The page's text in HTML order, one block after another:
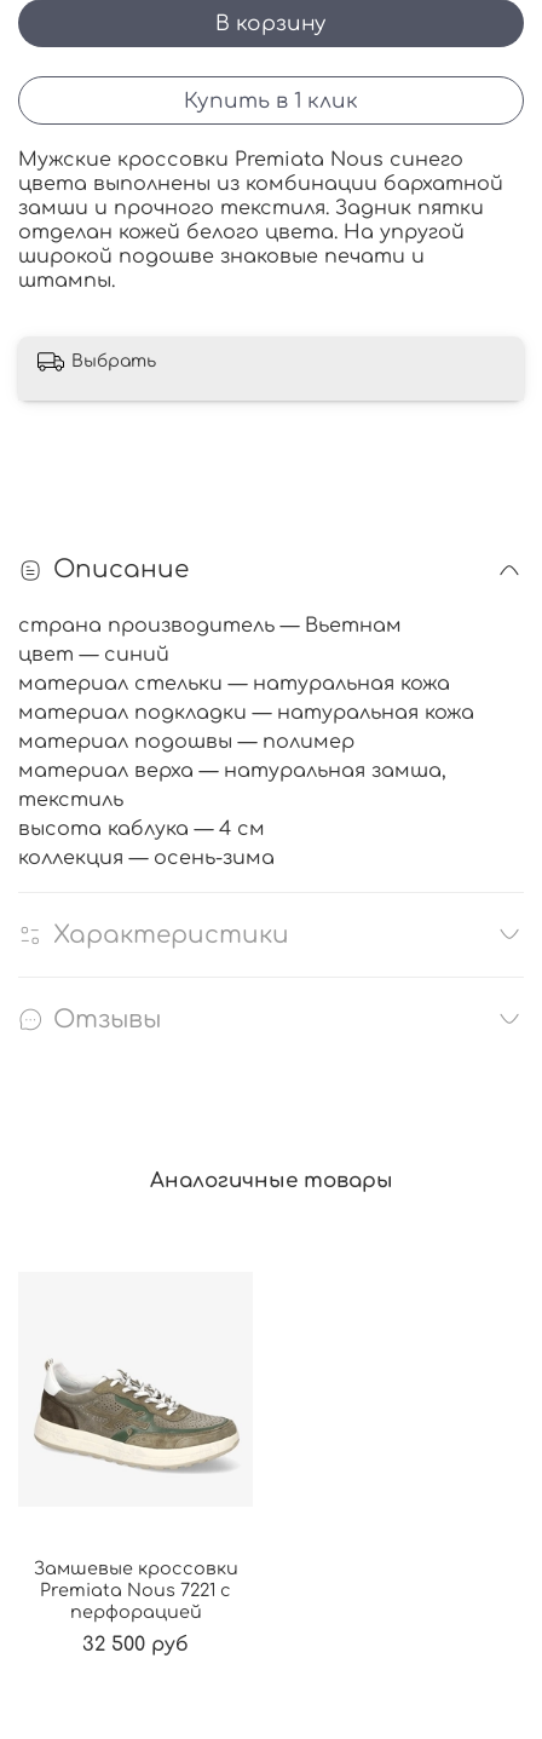
В корзину
Купить в 1 клик
Мужские кроссовки Premiata Nous синего
цвета выполнены из комбинации бархатной
замши и прочного текстиля. Задник пятки
отделан кожей белого цвета. На упругой
широкой подошве знаковые печати и
штампы.
Выбрать
Описание
страна производитель — Вьетнам
цвет — синий
материал стельки — натуральная кожа
материал подкладки — натуральная кожа
материал подошвы — полимер
материал верха — натуральная замша,
текстиль
высота каблука — 4 см
коллекция — осень-зима
Характеристики
Отзывы
Аналогичные товары
Замшевые кроссовки
Premiata Nous 7221 с
перфорацией
32 500 руб